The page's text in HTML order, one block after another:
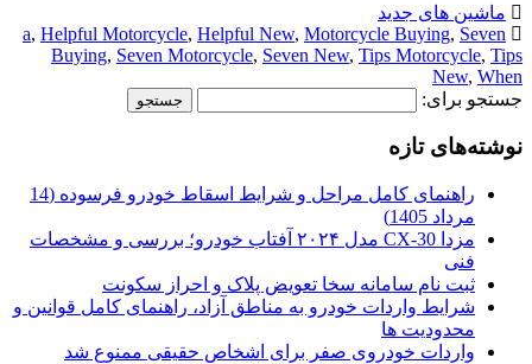
ماشین های جدید
a, Helpful Motorcycle, Helpful New, Motorcycle Buying, Seven
Buying, Seven Motorcycle, Seven New, Tips Motorcycle, Tips
New, When
جستجو برای:
نوشته‌های تازه
راهنمای کامل مراحل و شرایط اسقاط خودرو فرسوده (14
مرداد 1405)
مزدا CX-30 مدل ۲۰۲۴ آفتاب خودرو؛ بررسی و مشخصات
فنی
ثبت نام سامانه سخا تعویض پلاک و احراز سکونت
شرایط واردات خودرو به مناطق آزاد، راهنمای کامل قوانین و
محدودیت ها
واردات خودروی صفر برای اشخاص حقیقی ممنوع شد